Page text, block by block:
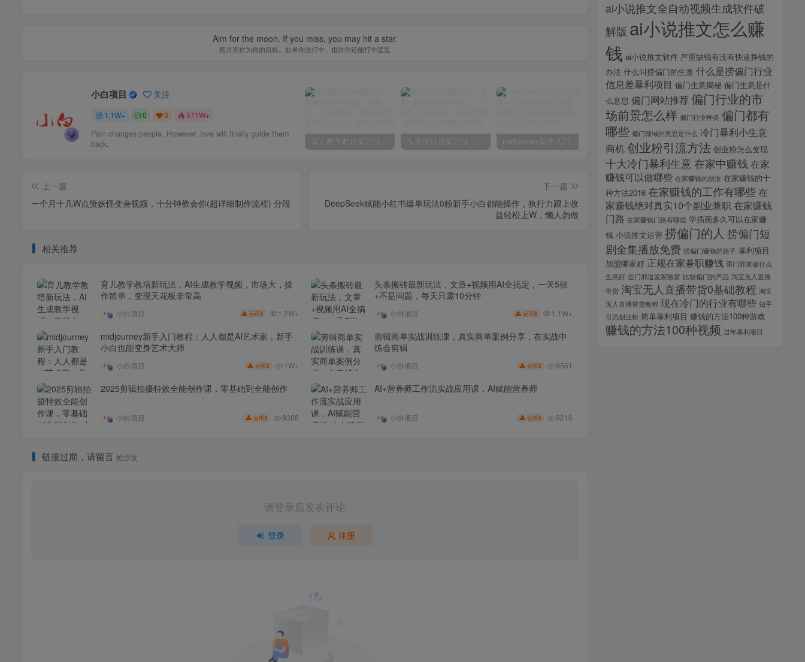
I try to give up the dream just a dream.
努力了才叫梦想
小白项目 关注
1.1W+ 0 3 571W+
The sacrifices you make today will pay dividends in the
future.
育儿教学教培新玩法，AI生成教学视频，市场大，操作简单，变现天花板非常高 头条搬砖最新玩法，文章+视频用AI全搞定，一天5张+不是问题，每天只需10分钟 midjourney新手入门教程：人人都是AI艺术家，新手小白也能变身艺术大师 剪辑商单实战训练课，真实商单案例分享，在实战中练会剪辑
上一篇
一个月十几W点赞妖怪变身视频，十分钟教会你(超详细制作流程) 分段
下一篇
DeepSeek赋能小红书爆单玩法0粉新手小白都能操作，执行力跟上收
益轻松上W，懒人勿做
相关推荐
育儿教学教培新玩法，AI生成教学视频，市场大，操
作简单，变现天花板非常高
小白项目 云币3 1.2W+
头条搬砖最新玩法，文章+视频用AI全搞定，一天5张
+不是问题，每天只需10分钟
小白项目 云币3 1.1W+
midjourney新手入门教程：人人都是AI艺术家，新手
小白也能变身艺术大师
小白项目 云币3 1W+
剪辑商单实战训练课，真实商单案例分享，在实战中
练会剪辑
小白项目 云币3 9561
2025剪辑拍摄特效全能创作课，零基础到全能创作
小白项目 云币3 9388
AI+营养师工作流实战应用课，AI赋能营养师
小白项目 云币3 9216
链接过期，请留言 抢沙发
请登录后发表评论
登录 注册
ai小说推文全自动视频生成软件破
解版 ai小说推文怎么赚
钱 ai小说推文软件 严重缺钱有没有快速挣钱的
办法 什么叫捞偏门的生意 什么是捞偏门行业
信息差暴利项目 偏门生意揭秘 偏门生意是什
么意思 偏门网站推荐 偏门行业的市
场前景怎么样 偏门行业种类 偏门都有
哪些 偏门领域的意思是什么 冷门暴利小生意
商机创业粉引流方法 创业粉怎么变现
十大冷门暴利生意 在家中赚钱 在家
赚钱可以做哪些 在家赚钱的副业 在家赚钱的十
种方法2016 在家赚钱的工作有哪些在
家赚钱绝对真实10个副业兼职 在家赚钱
门路 在家赚钱门路有哪些 学插画多久可以在家赚
钱 小说推文运营 捞偏门的人 捞偏门短
剧全集播放免费 捞偏门赚钱的路子 暴利项目
加盟哪家好 正规在家兼职赚钱 歪门邪道做什么
生意好 歪门邪道发家致富 比较偏门的产品 淘宝无人直播
带货 淘宝无人直播带货0基础教程 淘宝
无人直播带货教程 现在冷门的行业有哪些 知乎
引流创业粉 简单暴利项目 赚钱的方法100种游戏
赚钱的方法100种视频 过年暴利项目